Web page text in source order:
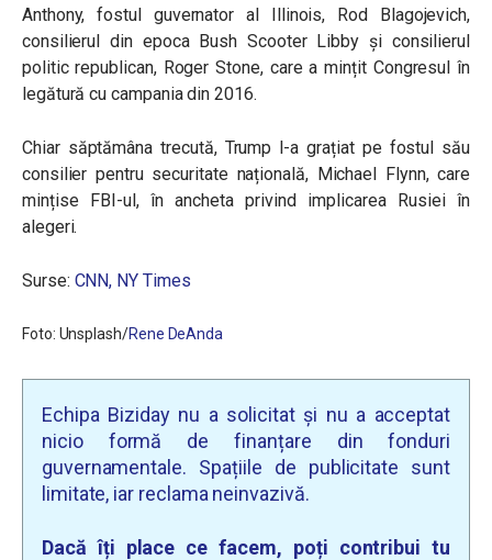
Anthony, fostul guvernator al Illinois, Rod Blagojevich,
consilierul din epoca Bush Scooter Libby și consilierul
politic republican, Roger Stone, care a mințit Congresul în
legătură cu campania din 2016.
Chiar săptămâna trecută, Trump l-a grațiat pe fostul său
consilier pentru securitate națională, Michael Flynn, care
mințise FBI-ul, în ancheta privind implicarea Rusiei în
alegeri.
Surse: CNN, NY Times
Foto: Unsplash/Rene DeAnda
Echipa Biziday nu a solicitat și nu a acceptat
nicio formă de finanțare din fonduri
guvernamentale. Spațiile de publicitate sunt
limitate, iar reclama neinvazivă.
Dacă îți place ce facem, poți contribui tu